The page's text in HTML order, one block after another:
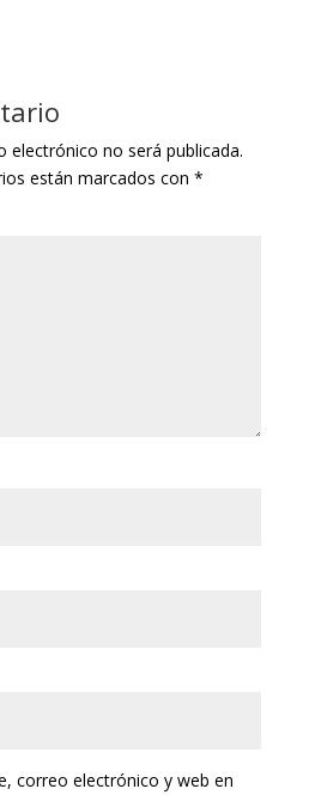
electrónico no será publicada.
están marcados con *
correo electrónico y web en